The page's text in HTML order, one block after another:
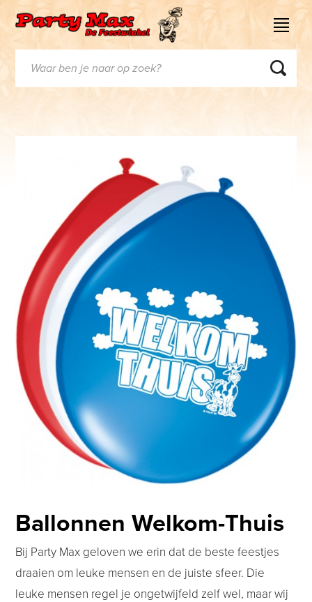
Ballonnen Welkom-Thuis
Bij Party Max geloven we erin dat de beste feestjes
draaien om leuke mensen en de juiste sfeer. Die
leuke mensen regel je ongetwijfeld zelf wel, maar wij